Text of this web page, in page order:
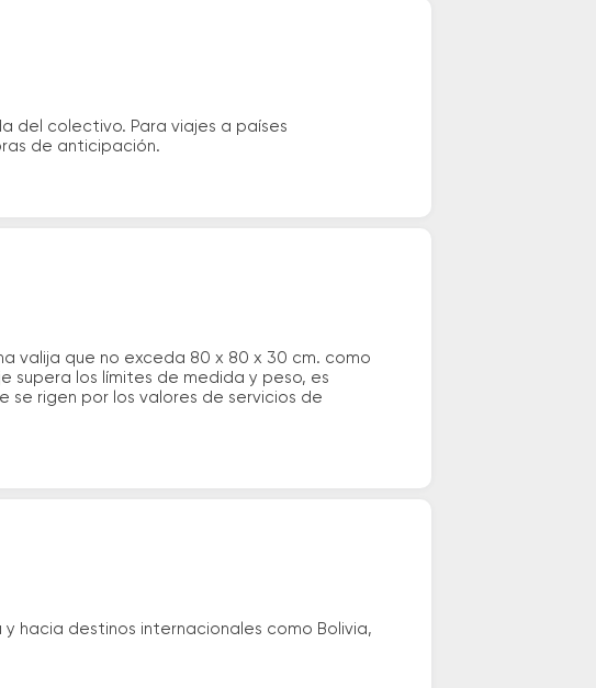
del colectivo. Para viajes a países
de anticipación.
valija que no exceda 80 x 80 x 30 cm. como
supera los límites de medida y peso, es
rigen por los valores de servicios de
hacia destinos internacionales como Bolivia,